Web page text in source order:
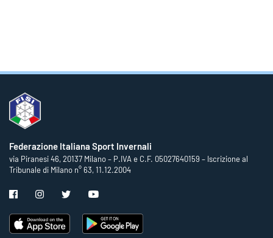
Federazione Italiana Sport Invernali
via Piranesi 46, 20137 Milano – P.IVA e C.F. 05027640159 – Iscrizione al
Tribunale di Milano n° 63, 11.12.2004